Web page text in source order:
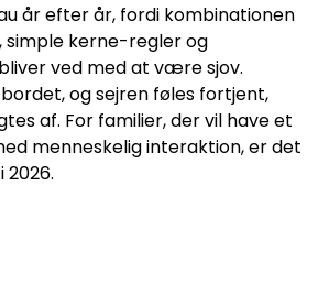
år efter år, fordi kombinationen
kerne-regler og
ved med at være sjov.
og sejren føles fortjent,
af. For familier, der vil have et
menneskelig interaktion, er det